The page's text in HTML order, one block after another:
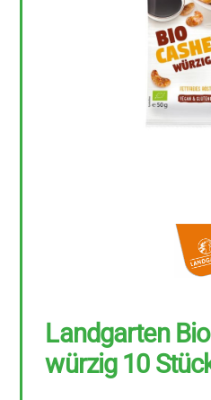
Landgarten
würzig 10